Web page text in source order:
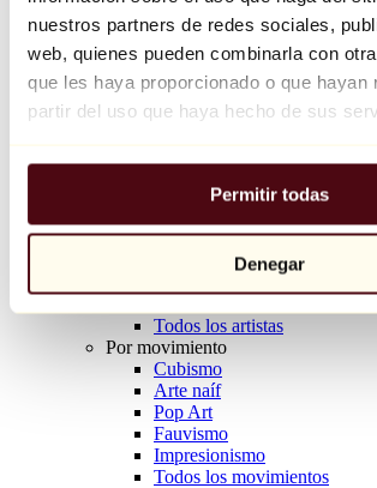
nuestros partners de redes sociales,
web, quienes pueden combinarla con
que les haya proporcionado o que hayan
partir del uso que haya hecho de sus
Permitir todas
Denegar
Balloon Dog (Orange)
Jeff Koons
10.000 €
Explorar
Todos los escultores
Todos los fotógrafos
Todos los artistas
Por movimiento
Cubismo
Arte naíf
Pop Art
Fauvismo
Impresionismo
Todos los movimientos